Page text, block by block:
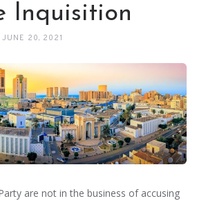
Inquisition
JUNE 20, 2021
are not in the business of accusing